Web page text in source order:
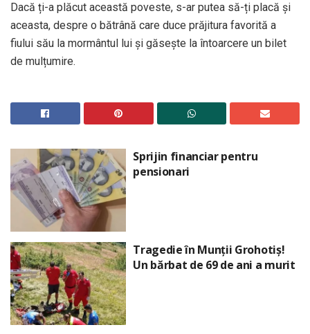
Dacă ți-a plăcut această poveste, s-ar putea să-ți placă și
aceasta, despre o bătrână care duce prăjitura favorită a
fiului său la mormântul lui și găsește la întoarcere un bilet
de mulțumire.
Sprijin financiar pentru
pensionari
Tragedie în Munții Grohotiș!
Un bărbat de 69 de ani a murit